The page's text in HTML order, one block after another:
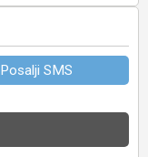
Posalji SMS